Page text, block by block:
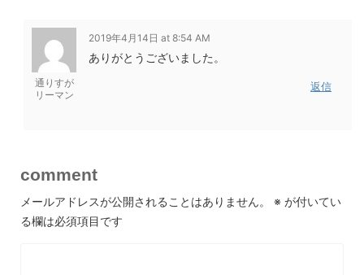
通りすが
リーマン
2019年4月14日 at 8:54 AM
ありがとうございました。
返信
comment
メールアドレスが公開されることはありません。 ※ が付いてい
る欄は必須項目です